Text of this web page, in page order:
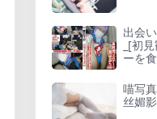
出会
_[初
ーを
さん
ック
喵写
丝媚